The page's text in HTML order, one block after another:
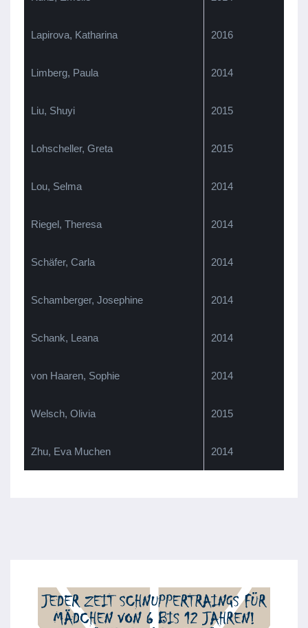
Lapirova, Katharina 2016
Limberg, Paula 2014
Liu, Shuyi 2015
Lohscheller, Greta 2015
Lou, Selma 2014
Riegel, Theresa 2014
Schäfer, Carla 2014
Schamberger, Josephine 2014
Schank, Leana 2014
von Haaren, Sophie 2014
Welsch, Olivia 2015
Zhu, Eva Muchen 2014